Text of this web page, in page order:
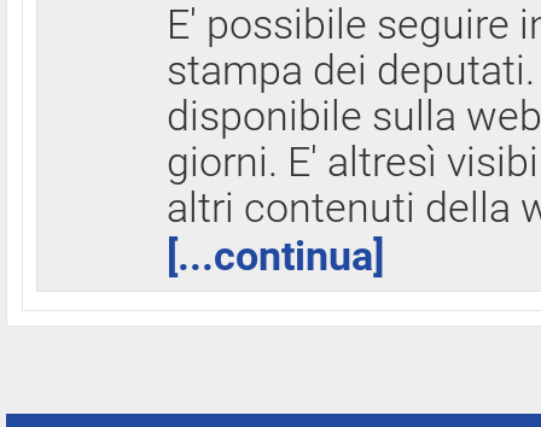
E' possibile seguire
stampa dei
disponibile sulla
giorni. E' altresì
altri contenuti della
[...continua]